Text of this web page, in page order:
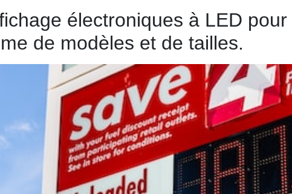
électroniques à LED
de modèles et de tailles.